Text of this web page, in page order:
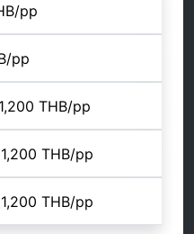
/pp
/pp
1,200 THB/pp
1,200 THB/pp
1,200 THB/pp